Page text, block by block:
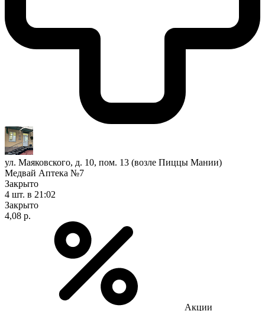
ул. Маяковского, д. 10, пом. 13 (возле Пиццы Мании)
Медвай Аптека №7
Закрыто
4 шт. в 21:02
Закрыто
4,08 р.
Акции